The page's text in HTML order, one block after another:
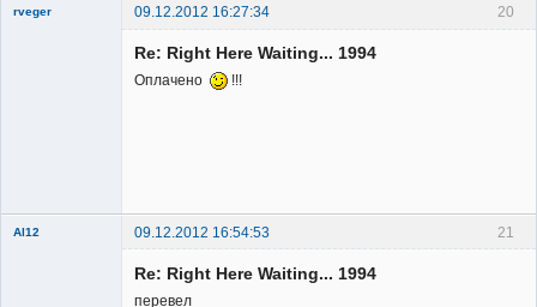
20
rveger 09.12.2012 16:27:34
Re: Right Here Waiting... 1994
Оплачено !!!
21
Al12
09.12.2012 16:54:53
Re: Right Here Waiting... 1994
перевел